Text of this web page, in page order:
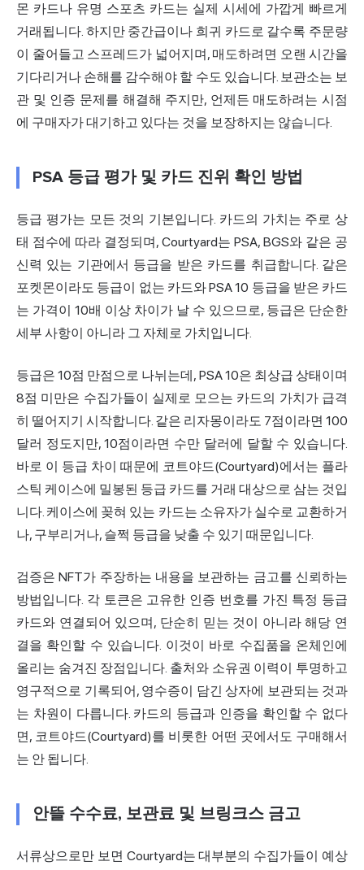
몬 카드나 유명 스포츠 카드는 실제 시세에 가깝게 빠르게
거래됩니다. 하지만 중간급이나 희귀 카드로 갈수록 주문량
이 줄어들고 스프레드가 넓어지며, 매도하려면 오랜 시간을
기다리거나 손해를 감수해야 할 수도 있습니다. 보관소는 보
관 및 인증 문제를 해결해 주지만, 언제든 매도하려는 시점
에 구매자가 대기하고 있다는 것을 보장하지는 않습니다.
PSA 등급 평가 및 카드 진위 확인 방법
등급 평가는 모든 것의 기본입니다. 카드의 가치는 주로 상
태 점수에 따라 결정되며, Courtyard는 PSA, BGS와 같은 공
신력 있는 기관에서 등급을 받은 카드를 취급합니다. 같은
포켓몬이라도 등급이 없는 카드와 PSA 10 등급을 받은 카드
는 가격이 10배 이상 차이가 날 수 있으므로, 등급은 단순한
세부 사항이 아니라 그 자체로 가치입니다.
등급은 10점 만점으로 나뉘는데, PSA 10은 최상급 상태이며
8점 미만은 수집가들이 실제로 모으는 카드의 가치가 급격
히 떨어지기 시작합니다. 같은 리자몽이라도 7점이라면 100
달러 정도지만, 10점이라면 수만 달러에 달할 수 있습니다.
바로 이 등급 차이 때문에 코트야드(Courtyard)에서는 플라
스틱 케이스에 밀봉된 등급 카드를 거래 대상으로 삼는 것입
니다. 케이스에 꽂혀 있는 카드는 소유자가 실수로 교환하거
나, 구부리거나, 슬쩍 등급을 낮출 수 있기 때문입니다.
검증은 NFT가 주장하는 내용을 보관하는 금고를 신뢰하는
방법입니다. 각 토큰은 고유한 인증 번호를 가진 특정 등급
카드와 연결되어 있으며, 단순히 믿는 것이 아니라 해당 연
결을 확인할 수 있습니다. 이것이 바로 수집품을 온체인에
올리는 숨겨진 장점입니다. 출처와 소유권 이력이 투명하고
영구적으로 기록되어, 영수증이 담긴 상자에 보관되는 것과
는 차원이 다릅니다. 카드의 등급과 인증을 확인할 수 없다
면, 코트야드(Courtyard)를 비롯한 어떤 곳에서도 구매해서
는 안 됩니다.
안뜰 수수료, 보관료 및 브링크스 금고
서류상으로만 보면 Courtyard는 대부분의 수집가들이 예상